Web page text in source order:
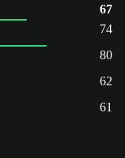
67
74
80
62
61